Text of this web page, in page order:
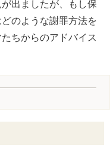
出ましたが、もし保
のような謝罪方法を
ちからのアドバイス